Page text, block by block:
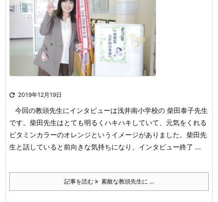
 2019年12月19日
今回の教頭先生にインタビューは浅井南小学校の 柴田泰子先生
です。柴田先生はとても明るくハキハキしていて、元気をくれる
ビタミンカラーのオレンジというイメージがありました。柴田先
生と話していると前向きな気持ちになり、インタビュー終了 ...
記事を読む 素敵な教頭先生に ...